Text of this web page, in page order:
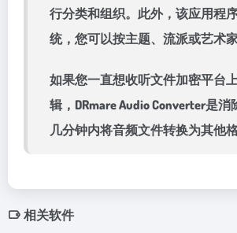
行分类和组织。此外，该应用程
统，您可以按主题、流派或艺术家
如果您一直想收听文件加密平台
辑，DRmare Audio Converter是
几分钟内将音频文件转换为其他
相关软件